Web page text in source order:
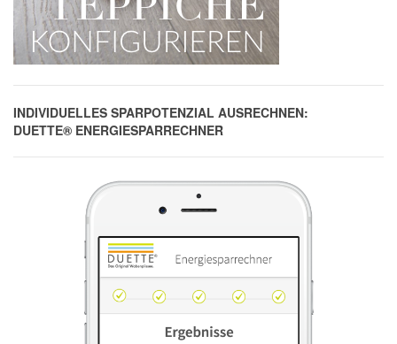
INDIVIDUELLES SPARPOTENZIAL AUSRECHNEN:
DUETTE® ENERGIESPARRECHNER